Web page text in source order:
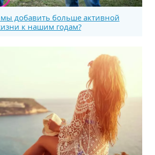
добавить больше активной
к нашим годам?